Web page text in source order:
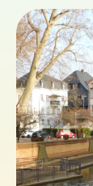
ES
IT